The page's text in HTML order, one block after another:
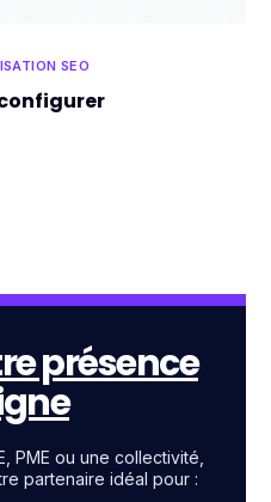
SEO
présence
PME ou une collectivité,
partenaire idéal pour :